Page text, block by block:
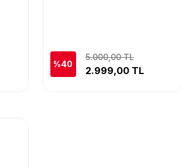
%40
5.000,00 TL
2.999,00 TL